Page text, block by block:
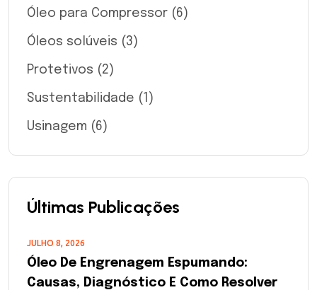
Óleo para Compressor (6)
Óleos solúveis (3)
Protetivos (2)
Sustentabilidade (1)
Usinagem (6)
Últimas Publicações
JULHO 8, 2026
Óleo De Engrenagem Espumando:
Causas, Diagnóstico E Como Resolver